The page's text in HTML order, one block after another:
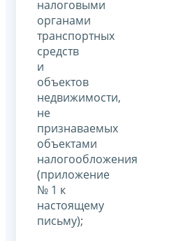
налоговыми
органами
транспортных
средств
и
объектов
недвижимости,
не
признаваемых
объектами
налогообложения
(приложение
№ 1 к
настоящему
письму);